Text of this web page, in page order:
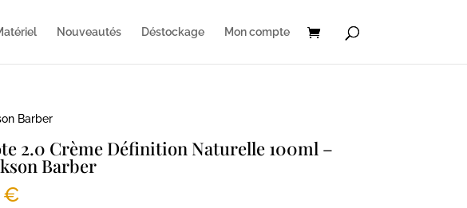
Nouveautés Déstockage Mon compte
Barber
2.0 Crème Définition Naturelle 100ml –
Barber
€